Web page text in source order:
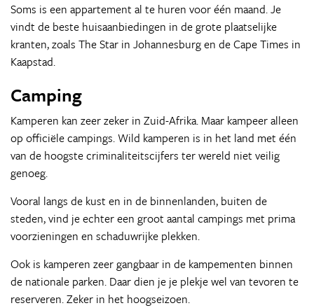
Soms is een appartement al te huren voor één maand. Je
vindt de beste huisaanbiedingen in de grote plaatselijke
kranten, zoals The Star in Johannesburg en de Cape Times in
Kaapstad.
Camping
Kamperen kan zeer zeker in Zuid-Afrika. Maar kampeer alleen
op officiële campings. Wild kamperen is in het land met één
van de hoogste criminaliteitscijfers ter wereld niet veilig
genoeg.
Vooral langs de kust en in de binnenlanden, buiten de
steden, vind je echter een groot aantal campings met prima
voorzieningen en schaduwrijke plekken.
Ook is kamperen zeer gangbaar in de kampementen binnen
de nationale parken. Daar dien je je plekje wel van tevoren te
reserveren. Zeker in het hoogseizoen.